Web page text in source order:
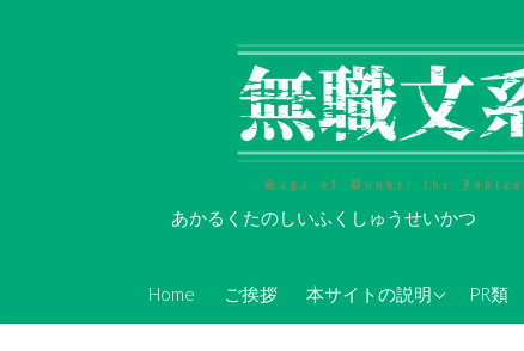
あかるくたのしいふくしゅうせいかつ
Home ご挨拶 本サイトの説明
About Koi-Oh
PR類